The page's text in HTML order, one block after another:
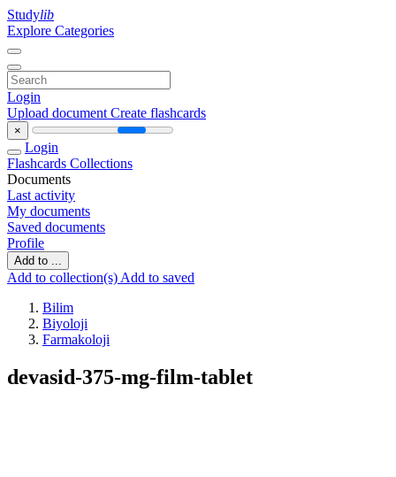
Studylib
Explore Categories
Login
Upload document Create flashcards
×
Login
Flashcards Collections
Documents
Last activity
My documents
Saved documents
Profile
Add to ...
Add to collection(s) Add to saved
Bilim
Biyoloji
Farmakoloji
devasid-375-mg-film-tablet